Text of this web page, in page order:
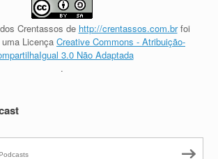
Crentassos de http://crentassos.com.brfoi
Licença Creative Commons - Atribuição-
3.0 Não Adaptada
.